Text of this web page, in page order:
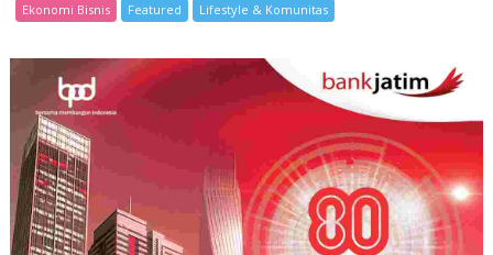
Ekonomi Bisnis Featured Lifestyle & Komunitas